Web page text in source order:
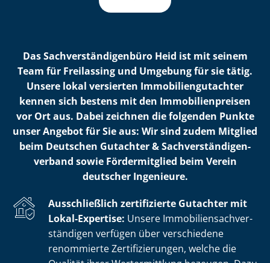
Das Sach­ver­stän­di­gen­bü­ro Heid ist mit seinem
Team für Freilassing und Umgebung für sie tätig.
Unsere lokal versierten Im­mo­bi­li­en­gut­ach­ter
kennen sich bestens mit den Im­mo­bi­li­en­prei­sen
vor Ort aus. Dabei zeichnen die folgenden Punkte
unser Angebot für Sie aus: Wir sind zudem Mitglied
beim Deutschen Gutachter & Sach­ver­stän­di­gen­
ver­band sowie Fördermitglied beim Verein
deutscher Ingenieure.
Ausschließlich zertifizierte Gutachter mit
Lokal-Expertise: Unsere Im­mo­bi­li­en­sach­ver­
stän­di­gen verfügen über verschiedene
renommierte Zer­ti­fi­zie­run­gen, welche die